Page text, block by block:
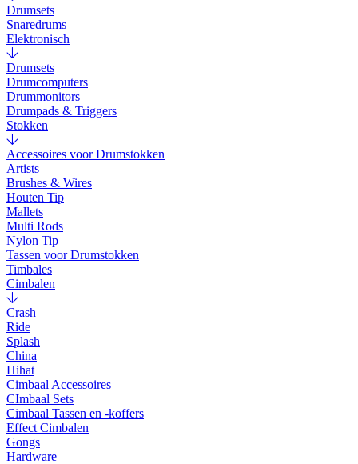
Drumsets
Snaredrums
Elektronisch
Drumsets
Drumcomputers
Drummonitors
Drumpads & Triggers
Stokken
Accessoires voor Drumstokken
Artists
Brushes & Wires
Houten Tip
Mallets
Multi Rods
Nylon Tip
Tassen voor Drumstokken
Timbales
Cimbalen
Crash
Ride
Splash
China
Hihat
Cimbaal Accessoires
CImbaal Sets
Cimbaal Tassen en -koffers
Effect Cimbalen
Gongs
Hardware